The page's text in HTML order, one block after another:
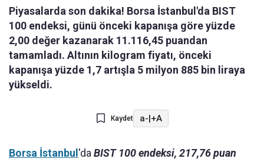
Piyasalarda son dakika! Borsa İstanbul'da BIST
100 endeksi, günü önceki kapanışa göre yüzde
2,00 değer kazanarak 11.116,45 puandan
tamamladı. Altının kilogram fiyatı, önceki
kapanışa yüzde 1,7 artışla 5 milyon 885 bin liraya
yükseldi.
Kaydet a-|+A
Borsa İstanbul 'da BIST 100 endeksi, 217,76 puan